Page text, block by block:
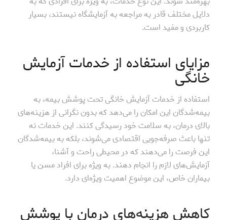
دلایل مختلف قادر به مراجعه به آزمایشگاه نیستند، بسیار
کاربردی و مفید است.
مزایای استفاده از خدمات آزمایش
خانگی
استفاده از خدمات آزمایش خانگی تحت پوشش بیمه، به
بیمه‌شدگان این امکان را می‌دهد که بدون نگرانی از هزینه‌های
بالای درمان، به سلامت خود رسیدگی کنند. این خدمات نه
تنها باعث صرفه‌جویی اقتصادی می‌شوند، بلکه به بیمه‌شدگان
این فرصت را می‌دهند که در محیطی راحت و آشنا،
آزمایش‌های لازم را انجام دهند. به ویژه برای افراد مسن یا
بیماران خاص، این موضوع اهمیت ویژه‌ای دارد.
کاهش هزینه‌های درمان با پوشش